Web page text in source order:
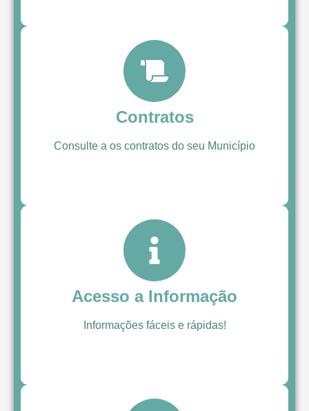
Contratos
Consulte a os contratos do seu Município
Acesso a Informação
Informações fáceis e rápidas!